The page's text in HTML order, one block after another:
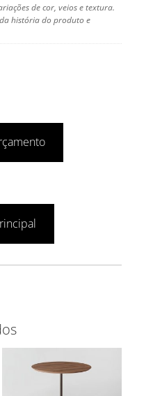
de cor, veios e textura.
história do produto e